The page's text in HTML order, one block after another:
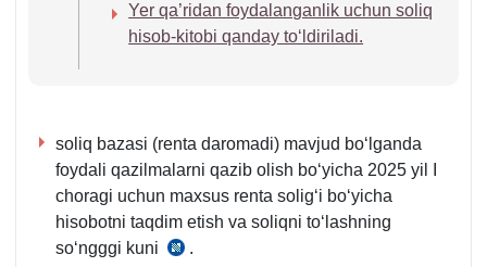
Yer qa’ridan foydalanganlik uchun soliq
hisob-kitobi qanday toʻldiriladi.
soliq bazasi (renta daromadi) mavjud boʻlganda
foydali qazilmalarni qazib olish boʻyicha 2025 yil I
choragi uchun maхsus renta soligʻi boʻyicha
hisobotni taqdim etish va soliqni toʻlashning
soʻngggi kuni
SK
.